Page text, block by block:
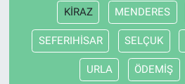
KİRAZ MENDERES
SEFERIHİSAR SELÇUK
URLA ÖDEMİŞ
Gözden Kaçmasın
İletişim (Künye)